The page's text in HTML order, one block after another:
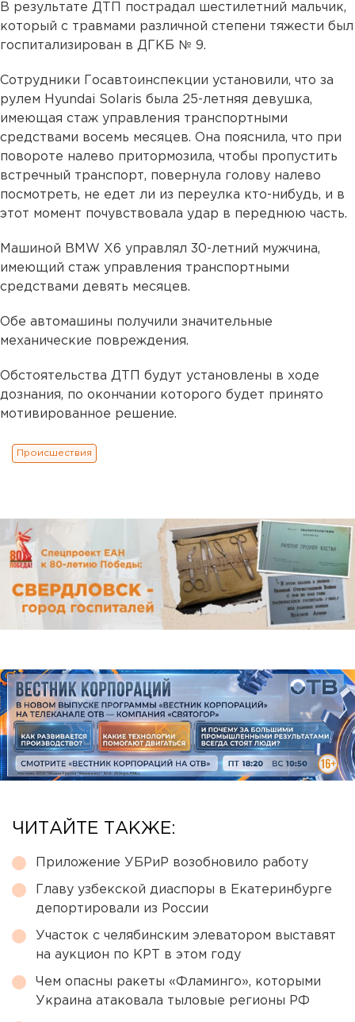
В результате ДТП пострадал шестилетний мальчик,
который с травмами различной степени тяжести был
госпитализирован в ДГКБ № 9.
Сотрудники Госавтоинспекции установили, что за
рулем Hyundai Solaris была 25-летняя девушка,
имеющая стаж управления транспортными
средствами восемь месяцев. Она пояснила, что при
повороте налево притормозила, чтобы пропустить
встречный транспорт, повернула голову налево
посмотреть, не едет ли из переулка кто-нибудь, и в
этот момент почувствовала удар в переднюю часть.
Машиной BMW Х6 управлял 30-летний мужчина,
имеющий стаж управления транспортными
средствами девять месяцев.
Обе автомашины получили значительные
механические повреждения.
Обстоятельства ДТП будут установлены в ходе
дознания, по окончании которого будет принято
мотивированное решение.
Происшествия
ЧИТАЙТЕ ТАКЖЕ:
Приложение УБРиР возобновило работу
Главу узбекской диаспоры в Екатеринбурге
депортировали из России
Участок с челябинским элеватором выставят
на аукцион по КРТ в этом году
Чем опасны ракеты «Фламинго», которыми
Украина атаковала тыловые регионы РФ